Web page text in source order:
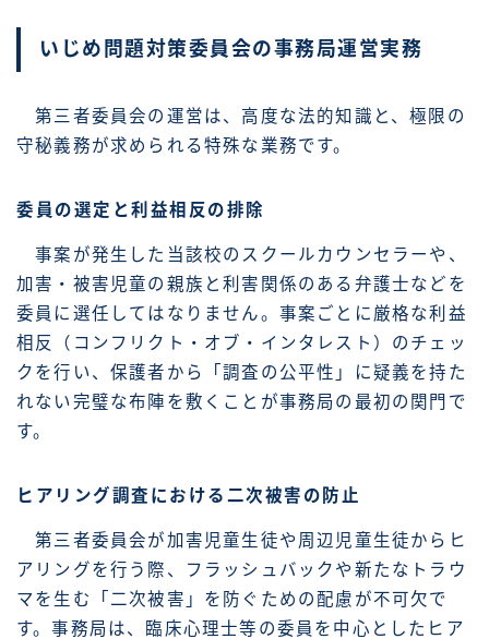
いじめ問題対策委員会の事務局運営実務
第三者委員会の運営は、高度な法的知識と、極限の
守秘義務が求められる特殊な業務です。
委員の選定と利益相反の排除
事案が発生した当該校のスクールカウンセラーや、
加害・被害児童の親族と利害関係のある弁護士などを
委員に選任してはなりません。事案ごとに厳格な利益
相反（コンフリクト・オブ・インタレスト）のチェッ
クを行い、保護者から「調査の公平性」に疑義を持た
れない完璧な布陣を敷くことが事務局の最初の関門で
す。
ヒアリング調査における二次被害の防止
第三者委員会が加害児童生徒や周辺児童生徒からヒ
アリングを行う際、フラッシュバックや新たなトラウ
マを生む「二次被害」を防ぐための配慮が不可欠で
す。事務局は、臨床心理士等の委員を中心としたヒア